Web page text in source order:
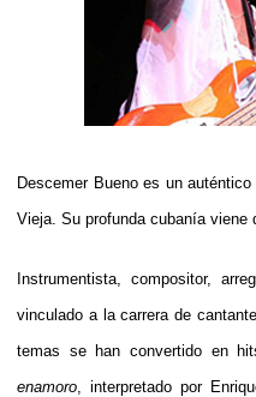
Descemer Bueno es un
Vieja. Su profunda cubanía
Instrumentista, compositor,
vinculado a la carrera de
temas se han convertido en
enamoro , interpretado por